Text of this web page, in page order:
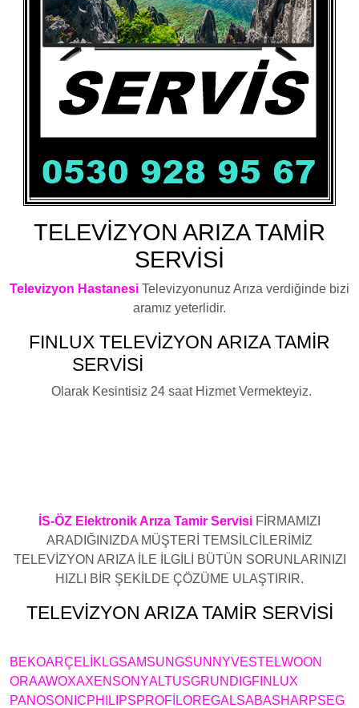
TELEVİZYON ARIZA TAMİR
SERVİSİ
Televizyon Hastanesi Televizyonunuz Arıza verdiğinde bizi
aramız yeterlidir.
FINLUX TELEVİZYON ARIZA TAMİR
SERVİSİ
Olarak Kesintisiz 24 saat Hizmet Vermekteyiz.
İS-ÖZ Elektronik Arıza Tamir Servisi FİRMAMIZI
ARADIĞINIZDA MÜŞTERİ TEMSİLCİLERİMİZ
TELEVİZYON ARIZA İLE İLGİLİ BÜTÜN SORUNLARINIZI
HIZLI BİR ŞEKİLDE ÇÖZÜME ULAŞTIRIR.
TELEVİZYON ARIZA TAMİR SERVİSİ
BEKOARÇELİK LGSAMSUNGSUNNYVESTELWOON
ORAAWOXAXEN SONYALTUSGRUNDIGFINLUX
PANOSONICPHILIPSPROFİLOREGALSABASHARPSEG